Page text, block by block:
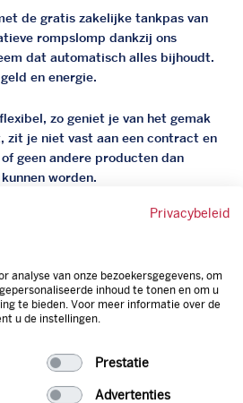
de gratis zakelijke tankpas van
rompslomp dankzij ons
dat automatisch alles bijhoudt.
en energie.
zo geniet je van het gemak
zit je niet vast aan een contract en
geen andere producten dan
worden.
toch lager zijn dan betaal je
pomp. Zo ben je altijd verzekerd
Privacybeleid
analyse van onze bezoekersgegevens, om
inhoud te tonen en om u
te bieden. Voor meer informatie over de
u de instellingen.
Prestatie
Advertenties